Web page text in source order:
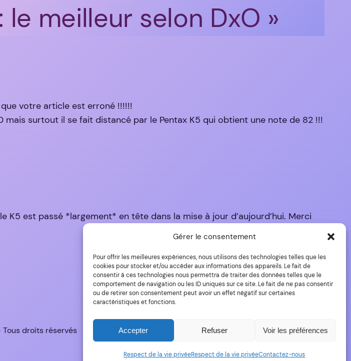
Gérer le consentement
Pour offrir les meilleures expériences, nous utilisons des technologies telles que les
cookies pour stocker et/ou accéder aux informations des appareils. Le fait de
consentir à ces technologies nous permettra de traiter des données telles que le
comportement de navigation ou les ID uniques sur ce site. Le fait de ne pas consentir
ou de retirer son consentement peut avoir un effet négatif sur certaines
caractéristiques et fonctions.
Accepter Refuser Voir les préférences
Respect de la vie privéeRespect de la vie privéeContactez-nous
meilleur selon DxO »
votre article est erroné !!!!!!
surtout il se fait distancé par le Pentax K5 qui obtient une note de 82 !!!
est passé *largement* en tête dans la mise à jour d’aujourd’hui. Merci
droits réservés Fièrement propulsé par WordPress